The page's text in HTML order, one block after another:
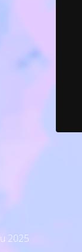
2025